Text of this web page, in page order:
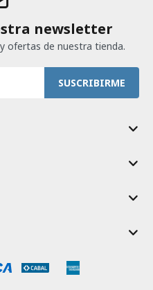
newsletter
ofertas de nuestra tienda.
SUSCRIBIRME